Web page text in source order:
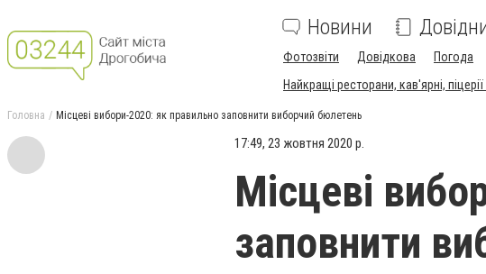
Новини
Фотозвіти Довідкова Погода
Найкращі ресторани, кав'ярні,
Головна Місцеві вибори-2020: як правильно заповнити виборчий бюлетень
17:49, 23 жовтня 2020 р.
Місцеві
заповнити